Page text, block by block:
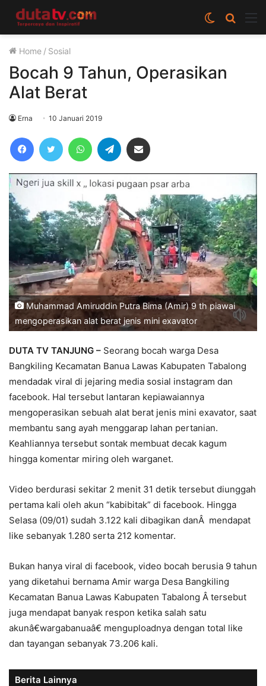
Cari
berita
Switch
skin
Home / Sosial
Bocah 9 Tahun, Operasikan
Alat Berat
Erna 10 Januari 2019
FacebookTwitter WhatsAppTelegram
Muhammad Amiruddin Putra Bima (Amir) 9 th piawai
mengoperasikan alat berat jenis mini exavator
DUTA TV TANJUNG – Seorang bocah warga Desa
Bangkiling Kecamatan Banua Lawas Kabupaten Tabalong
mendadak viral di jejaring media sosial instagram dan
facebook. Hal tersebut lantaran kepiawaiannya
mengoperasikan sebuah alat berat jenis mini exavator, saat
membantu sang ayah menggarap lahan pertanian.
Keahliannya tersebut sontak membuat decak kagum
hingga komentar miring oleh warganet.
Video berdurasi sekitar 2 menit 31 detik tersebut diunggah
pertama kali oleh akun “kabibitak” di facebook. Hingga
Selasa (09/01) sudah 3.122 kali dibagikan danÂ mendapat
like sebanyak 1.280 serta 212 komentar.
Bukan hanya viral di facebook, video bocah berusia 9 tahun
yang diketahui bernama Amir warga Desa Bangkiling
Kecamatan Banua Lawas Kabupaten Tabalong Â tersebut
juga mendapat banyak respon ketika salah satu
akunâ€wargabanuaâ€ menguploadnya dengan total like
dan tayangan sebanyak 73.206 kali.
Berita Lainnya